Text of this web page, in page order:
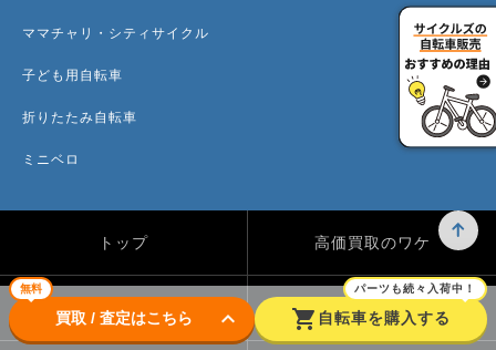
無料
買取 / 査定はこちら keyboard_arrow_down shopping_cart
パーツも続々入荷中！
自転車を購入する
ママチャリ・シティサイクル
子ども用自転車
折りたたみ自転車
ミニベロ
トップ 高価買取のワケ
買取方法 買取カテゴリー